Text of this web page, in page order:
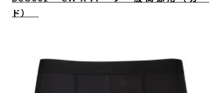
ド）